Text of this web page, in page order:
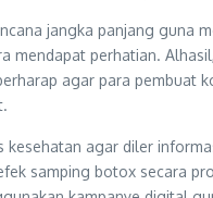
jangka panjang guna
mendapat perhatian.
agar para pembuat
kesehatan agar diler
samping botox secara